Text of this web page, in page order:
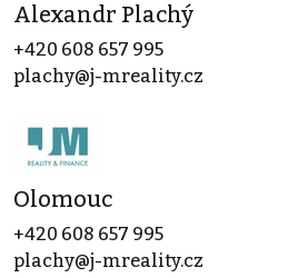
Alexandr Plachý
+420 608 657 995
plachy@j-mreality.cz
Olomouc
+420 608 657 995
plachy@j-mreality.cz